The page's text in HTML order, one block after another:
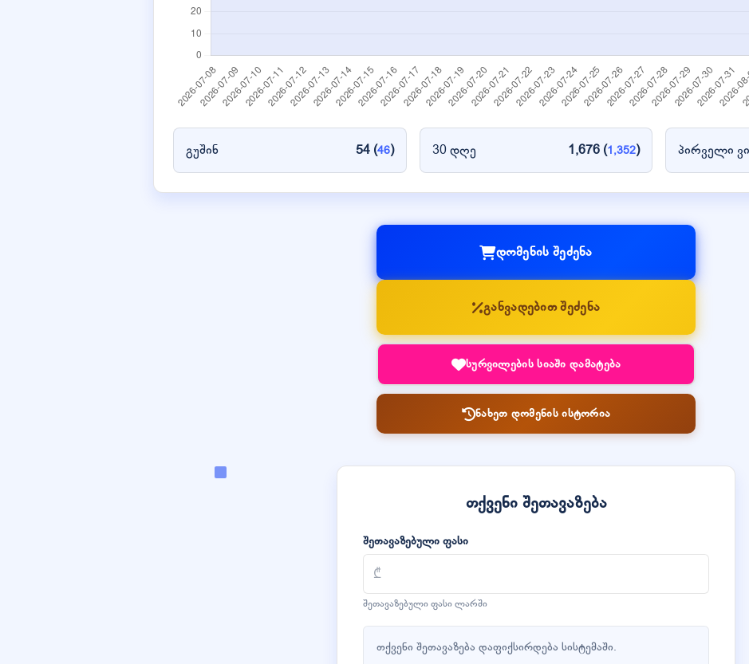
გუშინ 54 (46) 30 დღე 1,676 (1,352) პირველი
დომენის შეძენა
განვადებით შეძენა
სურვილების სიაში დამატება
ნახეთ დომენის ისტორია
თქვენი შეთავაზება
შეთავაზებული ფასი
შეთავაზებული ფასი ლარში
თქვენი შეთავაზება დაფიქსირდება სისტემაში.